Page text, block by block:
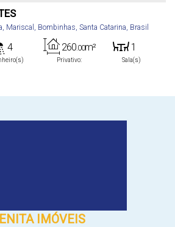
, Mariscal , Bombinhas, Santa Catarina, Brasil
4
Privativo:
260.00m² 1
Sala(s)
IMÓVEIS